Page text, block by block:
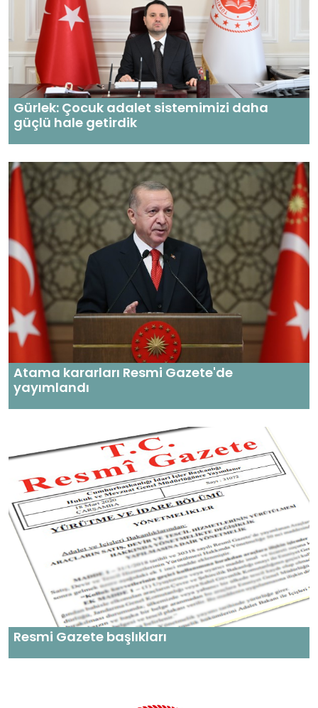
Gürlek: Çocuk adalet sistemimizi daha
güçlü hale getirdik
Atama kararları Resmi Gazete'de
yayımlandı
Resmi Gazete başlıkları